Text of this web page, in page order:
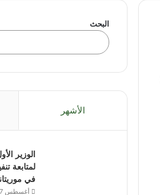
البحث
الأشهر
الوزير
لمتابعة
في
أغسطس 7, 2026